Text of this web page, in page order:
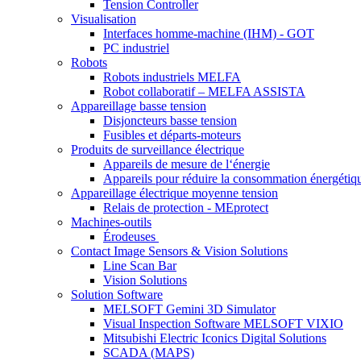
Tension Controller
Visualisation
Interfaces homme-machine (IHM) - GOT
PC industriel
Robots
Robots industriels MELFA
Robot collaboratif – MELFA ASSISTA
Appareillage basse tension
Disjoncteurs basse tension
Fusibles et départs-moteurs
Produits de surveillance électrique
Appareils de mesure de l‘énergie
Appareils pour réduire la consommation
Appareillage électrique moyenne tension
Relais de protection - MEprotect
Machines-outils
Érodeuses
Contact Image Sensors & Vision Solutions
Line Scan Bar
Vision Solutions
Solution Software
MELSOFT Gemini 3D Simulator
Visual Inspection Software MELSOFT VIXIO
Mitsubishi Electric Iconics Digital Solutions
SCADA (MAPS)